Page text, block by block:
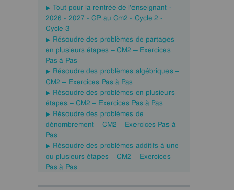
Tout pour la rentrée de l'enseignant -
2026 - 2027 - CP au Cm2 - Cycle 2 -
Cycle 3
Résoudre des problèmes de partages
en plusieurs étapes – CM2 – Exercices
Pas à Pas
Résoudre des problèmes algébriques –
CM2 – Exercices Pas à Pas
Résoudre des problèmes en plusieurs
étapes – CM2 – Exercices Pas à Pas
Résoudre des problèmes de
dénombrement – CM2 – Exercices Pas à
Pas
Résoudre des problèmes additifs à une
ou plusieurs étapes – CM2 – Exercices
Pas à Pas